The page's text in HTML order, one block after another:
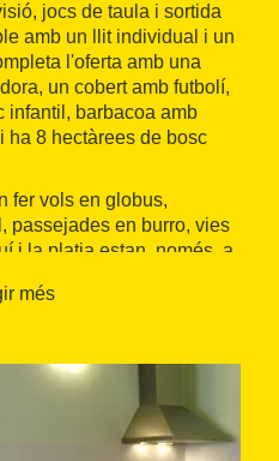
jocs de taula i sortida
amb un llit individual i un
l'oferta amb una
un cobert amb futbolí,
infantil, barbacoa amb
ha 8 hectàrees de bosc
fer vols en globus,
passejades en burro, vies
i la platja estan, només, a
més